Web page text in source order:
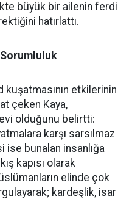
büyük bir ailenin ferdi
hatırlattı.
Sorumluluk
etkilerinin
çeken Kaya,
olduğunu belirtti:
karşı sarsılmaz
ise bunalan insanlığa
kapısı olarak
elinde çok
kardeşlik, isar